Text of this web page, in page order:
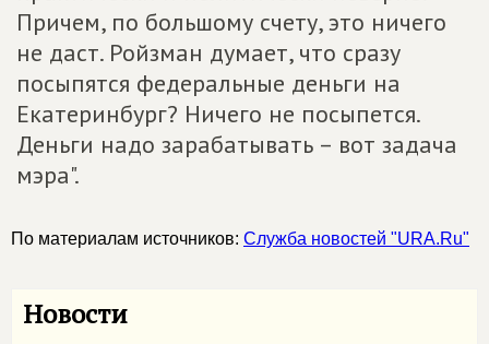
Причем, по большому счету, это ничего
не даст. Ройзман думает, что сразу
посыпятся федеральные деньги на
Екатеринбург? Ничего не посыпется.
Деньги надо зарабатывать – вот задача
мэра".
По материалам источников: Служба новостей "URA.Ru"
Новости